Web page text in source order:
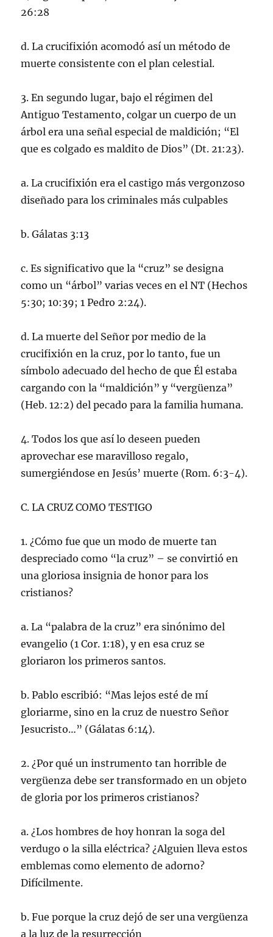
26:28
d. La crucifixión acomodó así un método de
muerte consistente con el plan celestial.
3. En segundo lugar, bajo el régimen del
Antiguo Testamento, colgar un cuerpo de un
árbol era una señal especial de maldición; “El
que es colgado es maldito de Dios” (Dt. 21:23).
a. La crucifixión era el castigo más vergonzoso
diseñado para los criminales más culpables
b. Gálatas 3:13
c. Es significativo que la “cruz” se designa
como un “árbol” varias veces en el NT (Hechos
5:30; 10:39; 1 Pedro 2:24).
d. La muerte del Señor por medio de la
crucifixión en la cruz, por lo tanto, fue un
símbolo adecuado del hecho de que Él estaba
cargando con la “maldición” y “vergüenza”
(Heb. 12:2) del pecado para la familia humana.
4. Todos los que así lo deseen pueden
aprovechar ese maravilloso regalo,
sumergiéndose en Jesús’ muerte (Rom. 6:3-4).
C. LA CRUZ COMO TESTIGO
1. ¿Cómo fue que un modo de muerte tan
despreciado como “la cruz” – se convirtió en
una gloriosa insignia de honor para los
cristianos?
a. La “palabra de la cruz” era sinónimo del
evangelio (1 Cor. 1:18), y en esa cruz se
gloriaron los primeros santos.
b. Pablo escribió: “Mas lejos esté de mí
gloriarme, sino en la cruz de nuestro Señor
Jesucristo…” (Gálatas 6:14).
2. ¿Por qué un instrumento tan horrible de
vergüenza debe ser transformado en un objeto
de gloria por los primeros cristianos?
a. ¿Los hombres de hoy honran la soga del
verdugo o la silla eléctrica? ¿Alguien lleva estos
emblemas como elemento de adorno?
Difícilmente.
b. Fue porque la cruz dejó de ser una vergüenza
a la luz de la resurrección